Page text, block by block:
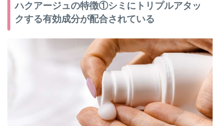
ハクアージュの特徴①シミにトリプルアタッ
クする有効成分が配合されている